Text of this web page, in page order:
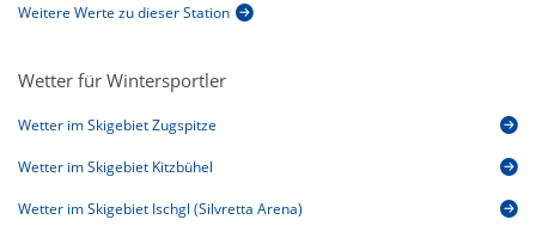
Weitere Werte zu dieser Station
Wetter für Wintersportler
Wetter im Skigebiet Zugspitze
Wetter im Skigebiet Kitzbühel
Wetter im Skigebiet Ischgl (Silvretta Arena)